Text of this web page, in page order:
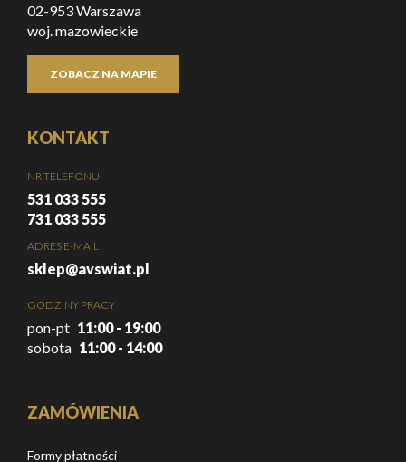
02-953 Warszawa
woj. mazowieckie
ZOBACZ NA MAPIE
KONTAKT
NR TELEFONU
531 033 555
731 033 555
ADRES E-MAIL
sklep@avswiat.pl
GODZINY PRACY
pon-pt 11:00 - 19:00
sobota 11:00 - 14:00
ZAMÓWIENIA
Formy płatności